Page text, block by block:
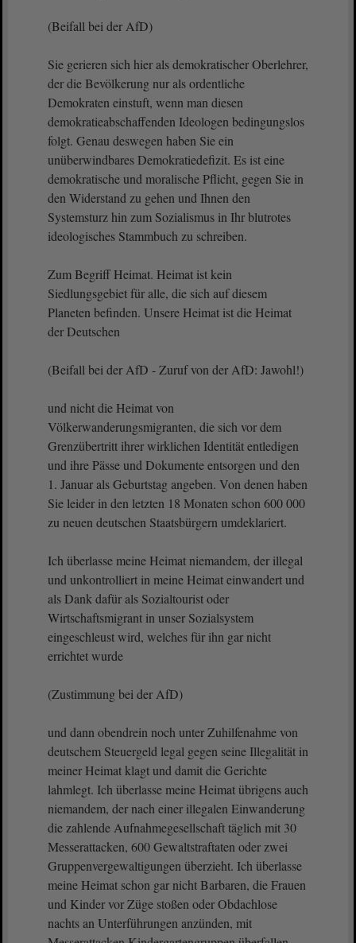
(Beifall bei der AfD)
Sie gerieren sich hier als demokratischer Oberlehrer,
der die Bevölkerung nur als ordentliche
Demokraten einstuft, wenn man diesen
demokratieabschaffenden Ideologen bedingungslos
folgt. Genau deswegen haben Sie ein
unüberwindbares Demokratiedefizit. Es ist eine
demokratische und moralische Pflicht, gegen Sie in
den Widerstand zu gehen und Ihnen den
Systemsturz hin zum Sozialismus in Ihr blutrotes
ideologisches Stammbuch zu schreiben.
Zum Begriff Heimat. Heimat ist kein
Siedlungsgebiet für alle, die sich auf diesem
Planeten befinden. Unsere Heimat ist die Heimat
der Deutschen
(Beifall bei der AfD - Zuruf von der AfD: Jawohl!)
und nicht die Heimat von
Völkerwanderungsmigranten, die sich vor dem
Grenzübertritt ihrer wirklichen Identität entledigen
und ihre Pässe und Dokumente entsorgen und den
1. Januar als Geburtstag angeben. Von denen haben
Sie leider in den letzten 18 Monaten schon 600 000
zu neuen deutschen Staatsbürgern umdeklariert.
Ich überlasse meine Heimat niemandem, der illegal
und unkontrolliert in meine Heimat einwandert und
als Dank dafür als Sozialtourist oder
Wirtschaftsmigrant in unser Sozialsystem
eingeschleust wird, welches für ihn gar nicht
errichtet wurde
(Zustimmung bei der AfD)
und dann obendrein noch unter Zuhilfenahme von
deutschem Steuergeld legal gegen seine Illegalität in
meiner Heimat klagt und damit die Gerichte
lahmlegt. Ich überlasse meine Heimat übrigens auch
niemandem, der nach einer illegalen Einwanderung
die zahlende Aufnahmegesellschaft täglich mit 30
Messerattacken, 600 Gewaltstraftaten oder zwei
Gruppenvergewaltigungen überzieht. Ich überlasse
meine Heimat schon gar nicht Barbaren, die Frauen
und Kinder vor Züge stoßen oder Obdachlose
nachts an Unterführungen anzünden, mit